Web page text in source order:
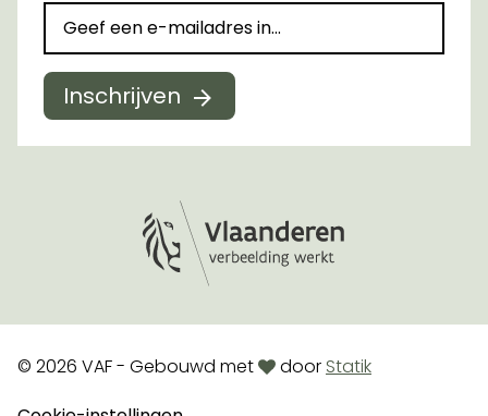
Inschrijven
© 2026 VAF - Gebouwd metlovedoor Statik